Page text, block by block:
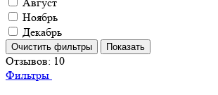
Ноябрь
Декабрь
Отзывов: 10
Фильтры